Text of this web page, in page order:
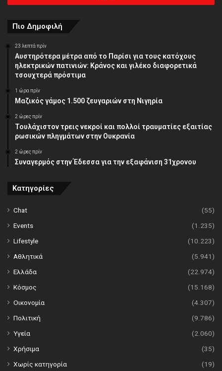
διεύθυνση
Πιο Δημοφιλή
23 λεπτά πρίν
Αυστηρότερα μέτρα από το Παρίσι για τους κατόχους
ηλεκτρικών πατινιών: Κράνος και γιλέκο διαφορετικά
τσουχτερά πρόστιμα
1 ώρα πρίν
Μαζικός γάμος 1.500 ζευγαριών στη Νιγηρία
2 ώρες πρίν
Τουλάχιστον τρεις νεκροί και πολλοί τραυματίες εξαιτίας
ρωσικών πληγμάτων στην Ουκρανία
2 ώρες πρίν
Συναγερμός στην Έδεσσα για την εξαφάνιση 31χρονου
Κατηγορίες
Chat
(55)
Events
(1.235)
Lifestyle
(10.223)
Αθλητικά
(5.941)
Ελλάδα
(22.974)
Κόσμος
(15.168)
Οικονομία
(4.307)
Πολιτική
(9.786)
Υγεία
(2.060)
Χρήσιμα
(35)
Χωρίς κατηγορία
(19)